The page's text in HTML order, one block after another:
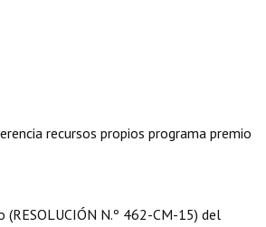
recursos propios programa premio
N.º 462-CM-15) del